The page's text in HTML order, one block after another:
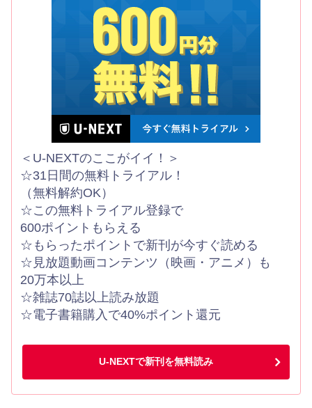
＜U-NEXTのここがイイ！＞
☆31日間の無料トライアル！
（無料解約OK）
☆この無料トライアル登録で
600ポイントもらえる
☆もらったポイントで新刊が今すぐ読める
☆見放題動画コンテンツ（映画・アニメ）も
20万本以上
☆雑誌70誌以上読み放題
☆電子書籍購入で40%ポイント還元
U-NEXTで新刊を無料読み